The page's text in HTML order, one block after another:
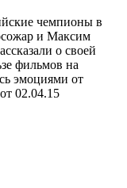
чемпионы в
и Максим
о своей
фильмов на
эмоциями от
02.04.15